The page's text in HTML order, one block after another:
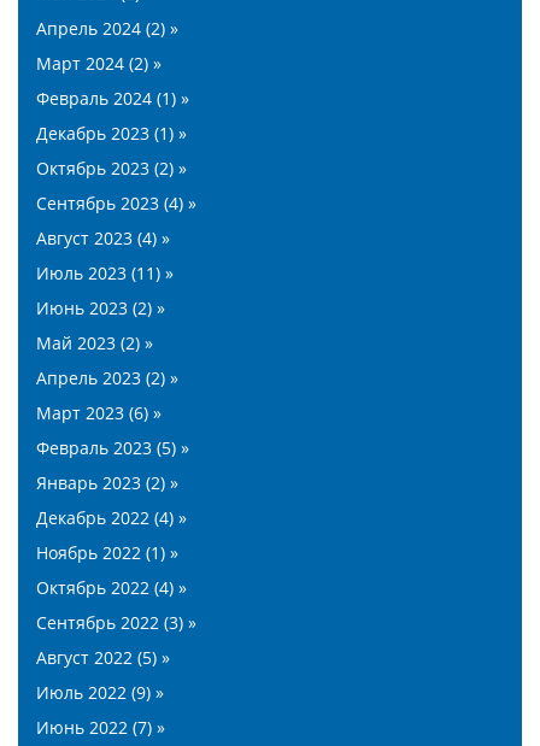
Апрель 2024 (2) »
Март 2024 (2) »
Февраль 2024 (1) »
Декабрь 2023 (1) »
Октябрь 2023 (2) »
Сентябрь 2023 (4) »
Август 2023 (4) »
Июль 2023 (11) »
Июнь 2023 (2) »
Май 2023 (2) »
Апрель 2023 (2) »
Март 2023 (6) »
Февраль 2023 (5) »
Январь 2023 (2) »
Декабрь 2022 (4) »
Ноябрь 2022 (1) »
Октябрь 2022 (4) »
Сентябрь 2022 (3) »
Август 2022 (5) »
Июль 2022 (9) »
Июнь 2022 (7) »